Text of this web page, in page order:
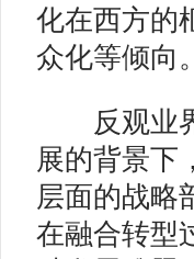
化在西方的
众化等倾向。
反观业界
展的背景下
层面的战略
在融合转型